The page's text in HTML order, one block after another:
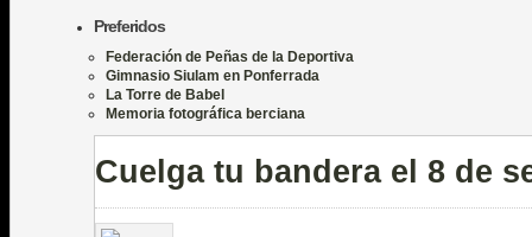
Cuelga tu bandera el 8 de
Preferidos
Federación de Peñas de la Deportiva
Gimnasio Siulam en Ponferrada
La Torre de Babel
Memoria fotográfica berciana